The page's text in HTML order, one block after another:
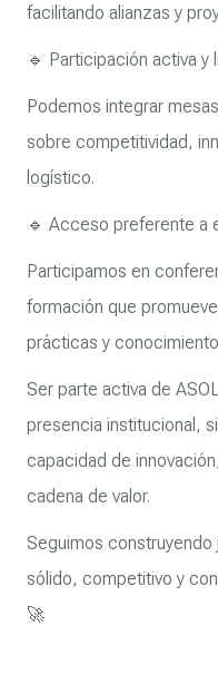
facilitando alianzas y
🔹 Participación activa y
Podemos integrar
sobre competitividad,
logístico.
🔹 Acceso preferente a
Participamos en
formación que
prácticas y
Ser parte activa de
presencia institucional,
capacidad de
cadena de valor.
Seguimos
sólido, competitivo y
🚀